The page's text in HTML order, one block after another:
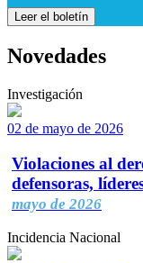
Leer el boletín
Novedades
Investigación
02 de mayo de 2026
Violaciones al
defensoras,
mayo de 2026
Incidencia Nacional